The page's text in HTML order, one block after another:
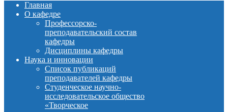
Главная
О кафедре
Профессорско-
преподавательский состав
кафедры
Дисциплины кафедры
Наука и инновации
Список публикаций
преподавателей кафедры
Студенческое научно-
исследовательское общество
«Творческое